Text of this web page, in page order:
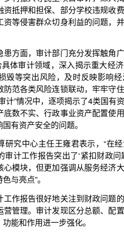
君表示，“在经济振兴成为国家和社会
了‘紧扣财政问题、服务经济大局’这个
从服务经济大局出发揭示问题，这是
注到财政问题的三个核心层次：财政总
区分总额、配置和运营问题，表明财政
强化。
能力现代化的功能，需要贯彻研究型审
键问题推动改革深化。”中国社会科学
门把研究作为前置准备，立项前先把相
、项目计划了解清楚，把涉及的重大政
审计项目。例如审计工作报告“重点民生
村振兴4项与群众切身利益密切相关的
财政财务收支真实合法效益问题的同
首尾循环、双向贯通、正反可逆。如
映了一般公共预算与其他预算边界不
不符合中央关于财政体制改革要求的